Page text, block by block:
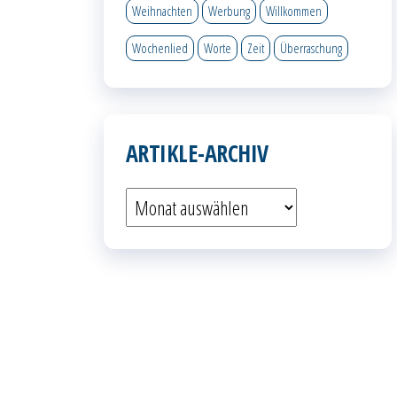
Weihnachten Werbung Willkommen
Wochenlied Worte Zeit Überraschung
ARTIKLE-ARCHIV
Artikle-